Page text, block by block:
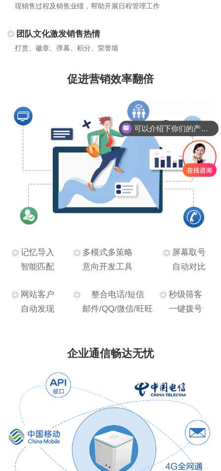
现销售过程及销售业绩，帮助开展日程管理工作
团队文化激发销售热情
打赏、徽章、弹幕、积分、荣誉墙
促进营销效率翻倍
记忆导入
智能匹配
多模式多策略
意向开发工具
屏幕取号
自动对比
网站客户
自动发现
整合电话/短信
邮件/QQ/微信/旺旺
秒级筛客
一键拨号
企业通信畅达无忧
可以介绍下你们的产品么